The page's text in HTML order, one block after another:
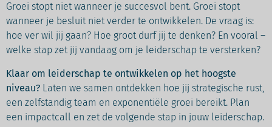
Groei stopt niet wanneer je succesvol bent. Groei stopt
wanneer je besluit niet verder te ontwikkelen. De vraag is:
hoe ver wil jij gaan? Hoe groot durf jij te denken? En vooral –
welke stap zet jij vandaag om je leiderschap te versterken?
Klaar om leiderschap te ontwikkelen op het hoogste
niveau? Laten we samen ontdekken hoe jij strategische rust,
een zelfstandig team en exponentiële groei bereikt. Plan
een impactcall en zet de volgende stap in jouw leiderschap.